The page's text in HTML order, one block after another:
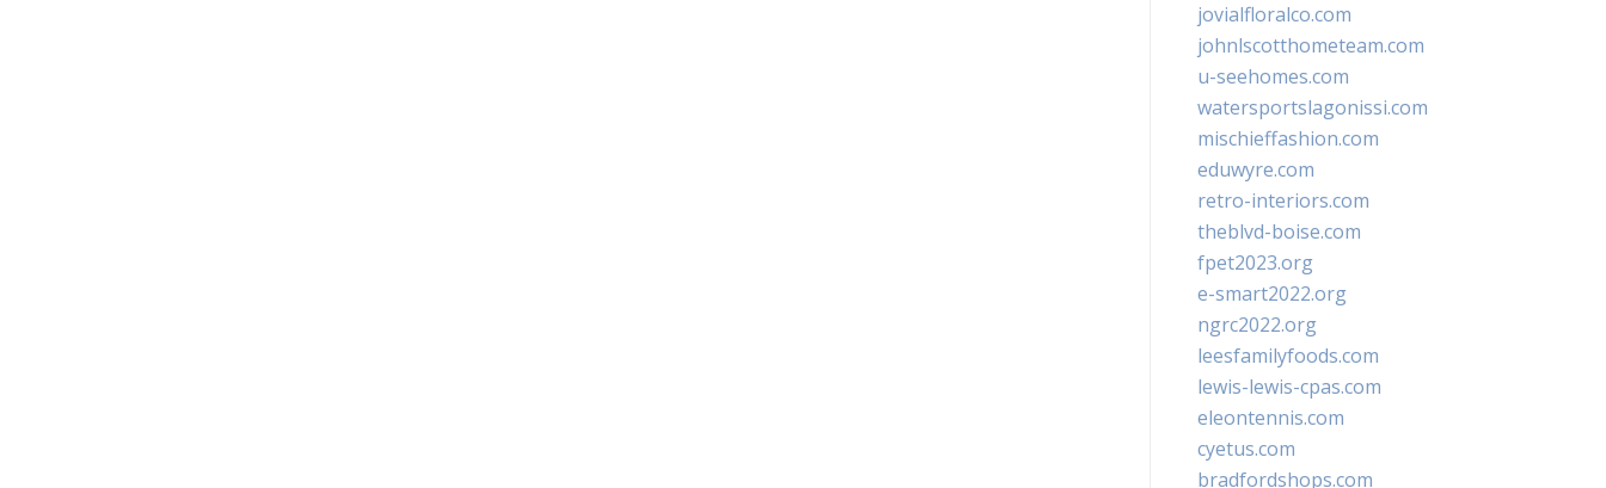
jovialfloralco.com
johnlscotthometeam.com
u-seehomes.com
watersportslagonissi.com
mischieffashion.com
eduwyre.com
retro-interiors.com
theblvd-boise.com
fpet2023.org
e-smart2022.org
ngrc2022.org
leesfamilyfoods.com
lewis-lewis-cpas.com
eleontennis.com
cyetus.com
bradfordshops.com